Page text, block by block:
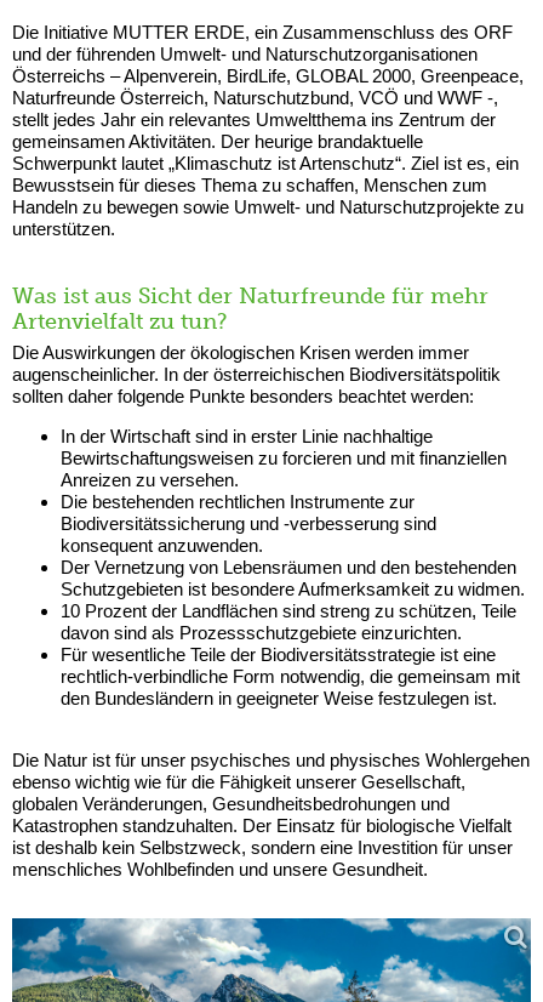
Die Initiative MUTTER ERDE, ein Zusammenschluss des ORF
und der führenden Umwelt- und Naturschutzorganisationen
Österreichs – Alpenverein, BirdLife, GLOBAL 2000, Greenpeace,
Naturfreunde Österreich, Naturschutzbund, VCÖ und WWF -,
stellt jedes Jahr ein relevantes Umweltthema ins Zentrum der
gemeinsamen Aktivitäten. Der heurige brandaktuelle
Schwerpunkt lautet „Klimaschutz ist Artenschutz“. Ziel ist es, ein
Bewusstsein für dieses Thema zu schaffen, Menschen zum
Handeln zu bewegen sowie Umwelt- und Naturschutzprojekte zu
unterstützen.
Was ist aus Sicht der Naturfreunde für mehr
Artenvielfalt zu tun?
Die Auswirkungen der ökologischen Krisen werden immer
augenscheinlicher. In der österreichischen Biodiversitätspolitik
sollten daher folgende Punkte besonders beachtet werden:
In der Wirtschaft sind in erster Linie nachhaltige
Bewirtschaftungsweisen zu forcieren und mit finanziellen
Anreizen zu versehen.
Die bestehenden rechtlichen Instrumente zur
Biodiversitätssicherung und -verbesserung sind
konsequent anzuwenden.
Der Vernetzung von Lebensräumen und den bestehenden
Schutzgebieten ist besondere Aufmerksamkeit zu widmen.
10 Prozent der Landflächen sind streng zu schützen, Teile
davon sind als Prozessschutzgebiete einzurichten.
Für wesentliche Teile der Biodiversitätsstrategie ist eine
rechtlich-verbindliche Form notwendig, die gemeinsam mit
den Bundesländern in geeigneter Weise festzulegen ist.
Die Natur ist für unser psychisches und physisches Wohlergehen
ebenso wichtig wie für die Fähigkeit unserer Gesellschaft,
globalen Veränderungen, Gesundheitsbedrohungen und
Katastrophen standzuhalten. Der Einsatz für biologische Vielfalt
ist deshalb kein Selbstzweck, sondern eine Investition für unser
menschliches Wohlbefinden und unsere Gesundheit.